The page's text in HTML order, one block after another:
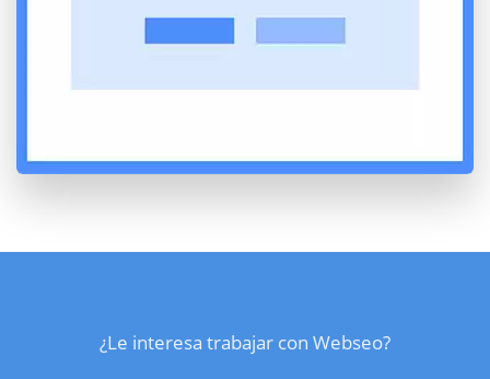
¿Le interesa trabajar con Webseo?